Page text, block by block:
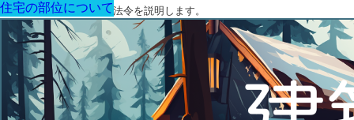
建築に関する用語と関連法令を説明します。
住宅の部位について
住宅の部位について
住宅の部位について
住宅の部位について
住宅の部位について
住宅の部位について
住宅の部位について